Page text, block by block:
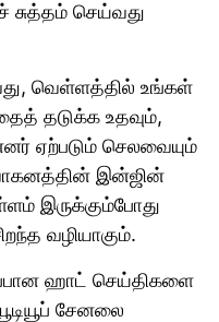
சுத்தம் செய்வது
வெள்ளத்தில் உங்கள்
தடுக்க உதவும்,
ஏற்படும் செலவையும்
இன்ஜின்
இருக்கும்போது
வழியாகும்.
ஹாட் செய்திகளை
சேனலை